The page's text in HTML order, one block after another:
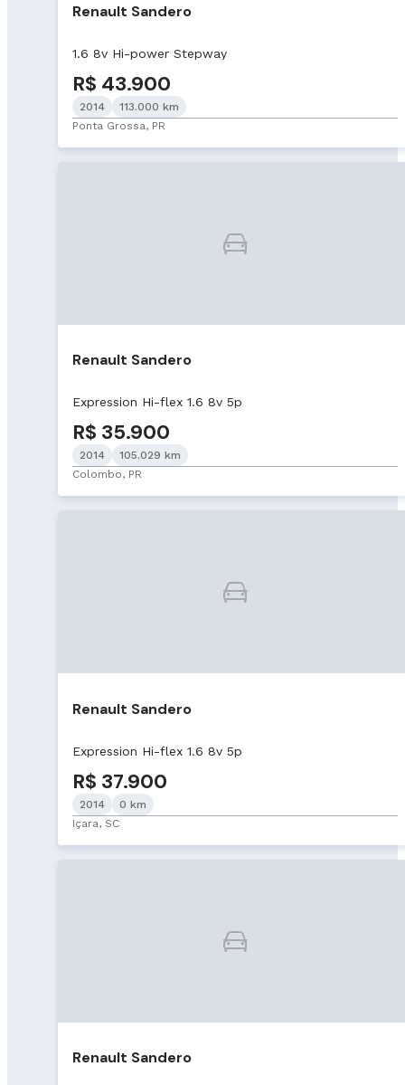
Renault Sandero
1.6 8v Hi-power Stepway
R$ 43.900
2014
113.000 km
Ponta Grossa, PR
Renault Sandero
Expression Hi-flex 1.6 8v 5p
R$ 35.900
2014
105.029 km
Colombo, PR
Renault Sandero
Expression Hi-flex 1.6 8v 5p
R$ 37.900
2014
0 km
Içara, SC
Renault Sandero